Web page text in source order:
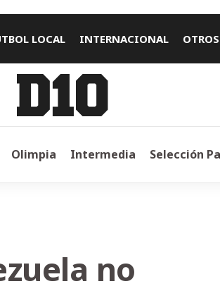
LOCAL INTERNACIONAL
Olimpia Intermedia Selección
no